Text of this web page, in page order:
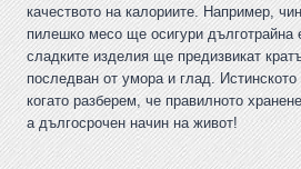
качеството на калориите. Например,
пилешко месо ще осигури дълготрайна
сладките изделия ще предизвикат
последван от умора и глад. Истинското
когато разберем, че правилното
а дългосрочен начин на живот!